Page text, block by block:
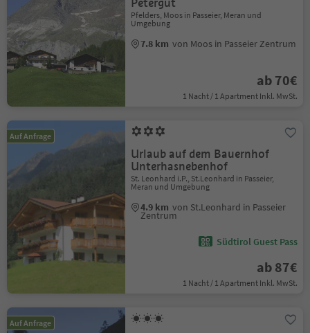
Petergut
Pfelders, Moos in Passeier, Meran und
Umgebung
7.8 km von Moos in Passeier Zentrum
ab 70€
1 Nacht / 1 Apartment Inkl. MwSt.
Auf Anfrage
Urlaub auf dem Bauernhof
Unterhasnebenhof
St. Leonhard i.P., St.Leonhard in Passeier,
Meran und Umgebung
4.9 km von St.Leonhard in Passeier
Zentrum
Südtirol Guest Pass
ab 87€
1 Nacht / 1 Apartment Inkl. MwSt.
Auf Anfrage